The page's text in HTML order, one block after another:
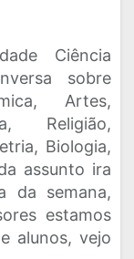
Ciência
sobre
Artes,
Religião,
Biologia,
assunto ira
da semana,
estamos
alunos, vejo